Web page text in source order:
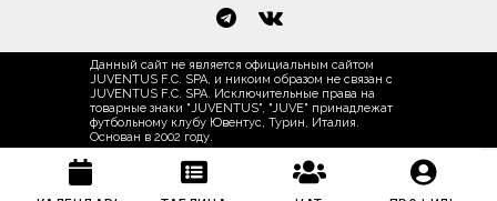
Данный сайт не является официальным сайтом
JUVENTUS F.C. SPA, и никоим образом не связан с
JUVENTUS F.C. SPA. Исключительные права на
товарные знаки "JUVENTUS", "JUVE" принадлежат
футбольному клубу Ювентус, Турин, Италия.
Основан в 2002 году.